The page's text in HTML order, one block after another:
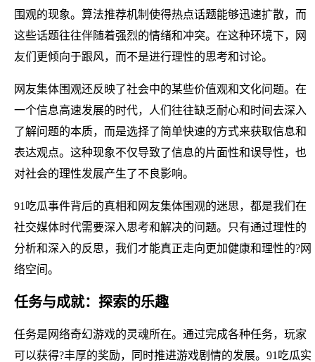
围观的现象。算法推荐机制使得热点话题能够迅速扩散，而
这些话题往往伴随着强烈的情绪和冲突。在这种环境下，网
友们更倾向于跟风，而不是进行理性的思考和讨论。
网友集体围观还反映了社会中的某些价值观和文化问题。在
一个信息高速发展的时代，人们往往缺乏耐心和时间去深入
了解问题的本质，而是选择了简单快速的方式来获取信息和
表达观点。这种现象不仅导致了信息的片面性和误导性，也
对社会的理性发展产生了不良影响。
91吃瓜事件背后的真相和网友集体围观的迷思，都是我们在
社交媒体时代需要深入思考和解决的问题。只有通过理性的
分析和深入的反思，我们才能真正走向更加健康和理性的?网
络空间。
任务与成就：探索的乐趣
任务是网络奇幻游戏的灵魂所在。通过完成各种任务，玩家
可以获得?丰厚的奖励，同时推进游戏剧情的发展。91吃瓜实